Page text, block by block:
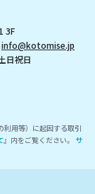
3F
info@kotomise.jp
日祝日
利用等）に起因する取引
』内をご覧ください。 サ